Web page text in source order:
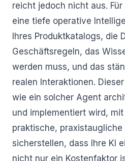
reicht jedoch nicht aus. Für
eine tiefe operative
Ihres Produktkatalogs, die
Geschäftsregeln, das
werden muss, und das
realen Interaktionen.
wie ein solcher Agent
und implementiert wird,
praktische,
sicherstellen, dass Ihre KI
nicht nur ein Kostenfaktor